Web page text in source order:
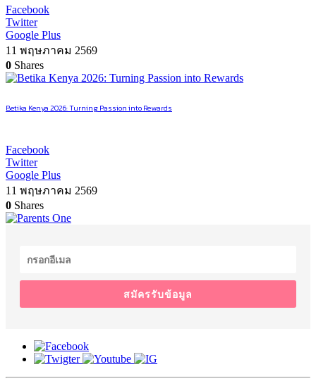
Facebook
Twitter
Google Plus
11 พฤษภาคม 2569
0 Shares
Betika Kenya 2026: Turning Passion into Rewards
Facebook
Twitter
Google Plus
11 พฤษภาคม 2569
0 Shares
สมัครรับข้อมูล